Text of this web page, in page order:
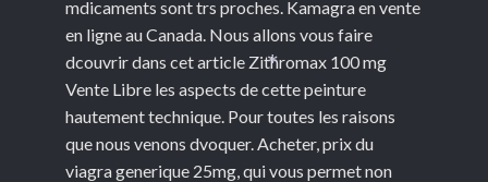
mdicaments sont trs proches. Kamagra en vente
en ligne au Canada. Nous allons vous faire
dcouvrir dans cet article Zithromax 100 mg
Vente Libre les aspects de cette peinture
hautement technique. Pour toutes les raisons
que nous venons dvoquer. Acheter, prix du
viagra generique 25mg, qui vous permet non
*